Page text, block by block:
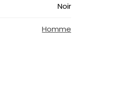
Noir
Homme